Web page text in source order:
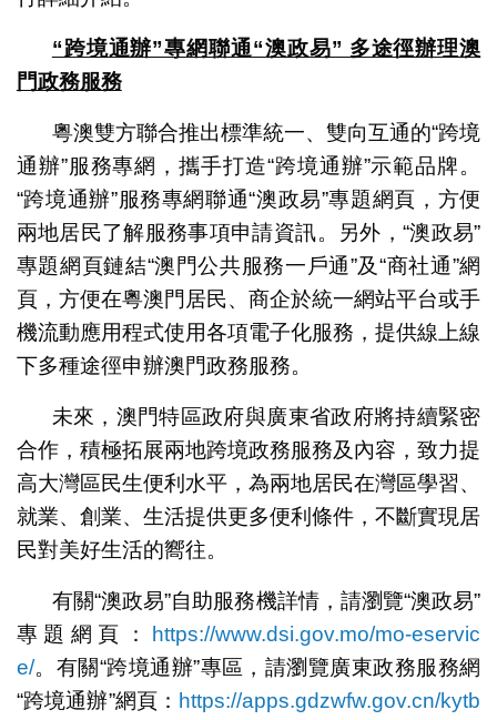
“跨境通辦”專網聯通“澳政易” 多途徑辦理澳
門政務服務
粵澳雙方聯合推出標準統一、雙向互通的“跨境
通辦”服務專網，攜手打造“跨境通辦”示範品牌。
“跨境通辦”服務專網聯通“澳政易”專題網頁，方便
兩地居民了解服務事項申請資訊。另外，“澳政易”
專題網頁鏈結“澳門公共服務一戶通”及“商社通”網
頁，方便在粵澳門居民、商企於統一網站平台或手
機流動應用程式使用各項電子化服務，提供線上線
下多種途徑申辦澳門政務服務。
未來，澳門特區政府與廣東省政府將持續緊密
合作，積極拓展兩地跨境政務服務及內容，致力提
高大灣區民生便利水平，為兩地居民在灣區學習、
就業、創業、生活提供更多便利條件，不斷實現居
民對美好生活的嚮往。
有關“澳政易”自助服務機詳情，請瀏覽“澳政易”
專題網頁：
https://www.dsi.gov.mo/mo-eservic
e/。有關“跨境通辦”專區，請瀏覽廣東政務服務網
“跨境通辦”網頁： https://apps.gdzwfw.gov.cn/kytb